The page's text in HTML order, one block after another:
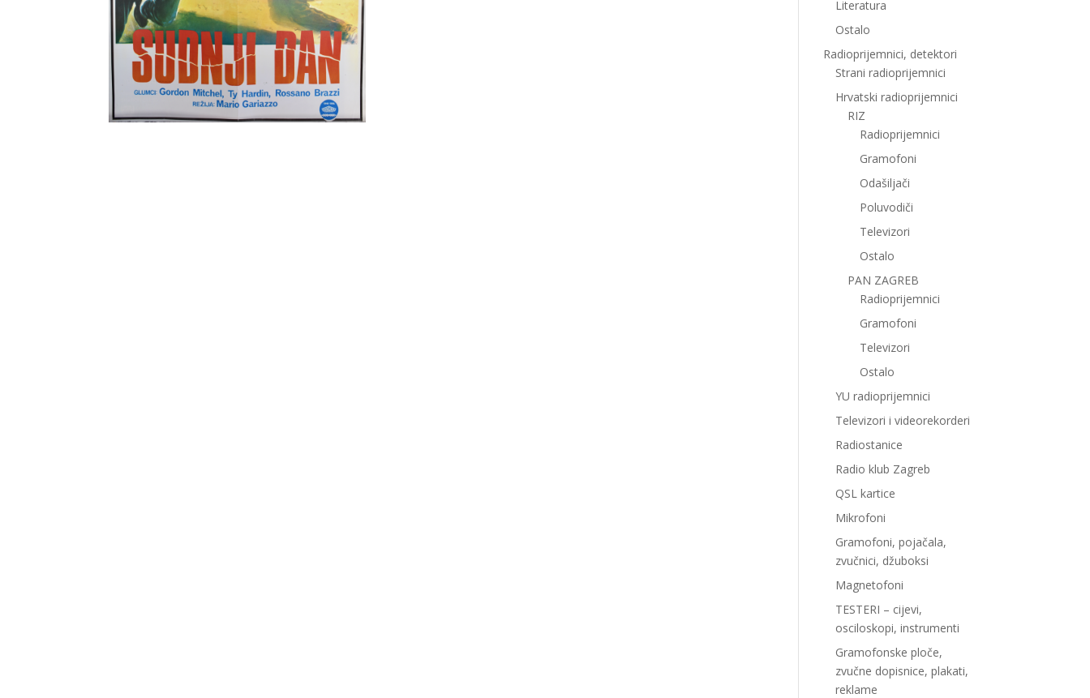
Literatura
Ostalo
Radioprijemnici, detektori
Strani radioprijemnici
Hrvatski radioprijemnici
RIZ
Radioprijemnici
Gramofoni
Odašiljači
Poluvodiči
Televizori
Ostalo
PAN ZAGREB
Radioprijemnici
Gramofoni
Televizori
Ostalo
YU radioprijemnici
Televizori i videorekorderi
Radiostanice
Radio klub Zagreb
QSL kartice
Mikrofoni
Gramofoni, pojačala,
zvučnici, džuboksi
Magnetofoni
TESTERI – cijevi,
osciloskopi, instrumenti
Gramofonske ploče,
zvučne dopisnice, plakati,
reklame